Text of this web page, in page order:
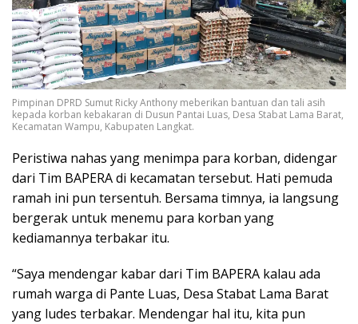
Pimpinan DPRD Sumut Ricky Anthony meberikan bantuan dan tali asih
kepada korban kebakaran di Dusun Pantai Luas, Desa Stabat Lama Barat,
Kecamatan Wampu, Kabupaten Langkat.
Peristiwa nahas yang menimpa para korban, didengar
dari Tim BAPERA di kecamatan tersebut. Hati pemuda
ramah ini pun tersentuh. Bersama timnya, ia langsung
bergerak untuk menemu para korban yang
kediamannya terbakar itu.
“Saya mendengar kabar dari Tim BAPERA kalau ada
rumah warga di Pante Luas, Desa Stabat Lama Barat
yang ludes terbakar. Mendengar hal itu, kita pun